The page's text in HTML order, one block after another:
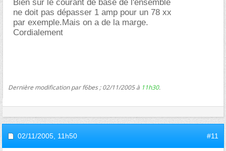
Bien sur le courant de base de l'ensemble
ne doit pas dépasser 1 amp pour un 78 xx
par exemple.Mais on a de la marge.
Cordialement
Dernière modification par f6bes ; 02/11/2005 à 11h30.
02/11/2005, 11h50 #11